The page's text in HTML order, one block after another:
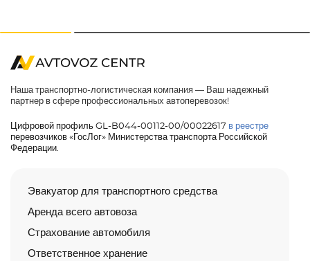
Наша транспортно-логистическая компания — Ваш надежный
партнер в сфере профессиональных автоперевозок!
Цифровой профиль GL-B044-00112-00/00022617 в реестре
перевозчиков «ГосЛог» Министерства транспорта Российской
Федерации.
Эвакуатор для транспортного средства
Аренда всего автовоза
Страхование автомобиля
Ответственное хранение